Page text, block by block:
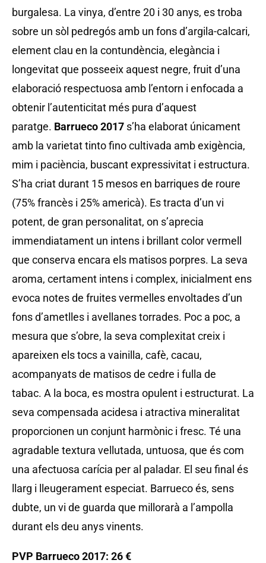
burgalesa. La vinya, d’entre 20 i 30 anys, es troba
sobre un sòl pedregós amb un fons d’argila-calcari,
element clau en la contundència, elegància i
longevitat que posseeix aquest negre, fruit d’una
elaboració respectuosa amb l’entorn i enfocada a
obtenir l’autenticitat més pura d’aquest
paratge. Barrueco 2017 s’ha elaborat únicament
amb la varietat tinto fino cultivada amb exigència,
mim i paciència, buscant expressivitat i estructura.
S’ha criat durant 15 mesos en barriques de roure
(75% francès i 25% americà). Es tracta d’un vi
potent, de gran personalitat, on s’aprecia
immendiatament un intens i brillant color vermell
que conserva encara els matisos porpres. La seva
aroma, certament intens i complex, inicialment ens
evoca notes de fruites vermelles envoltades d’un
fons d’ametlles i avellanes torrades. Poc a poc, a
mesura que s’obre, la seva complexitat creix i
apareixen els tocs a vainilla, cafè, cacau,
acompanyats de matisos de cedre i fulla de
tabac. A la boca, es mostra opulent i estructurat. La
seva compensada acidesa i atractiva mineralitat
proporcionen un conjunt harmònic i fresc. Té una
agradable textura vellutada, untuosa, que és com
una afectuosa carícia per al paladar. El seu final és
llarg i lleugerament especiat. Barrueco és, sens
dubte, un vi de guarda que millorarà a l’ampolla
durant els deu anys vinents.
PVP Barrueco 2017: 26 €